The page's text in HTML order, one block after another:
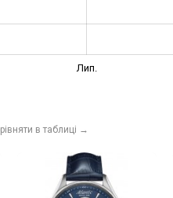
Лип.
в таблиці →